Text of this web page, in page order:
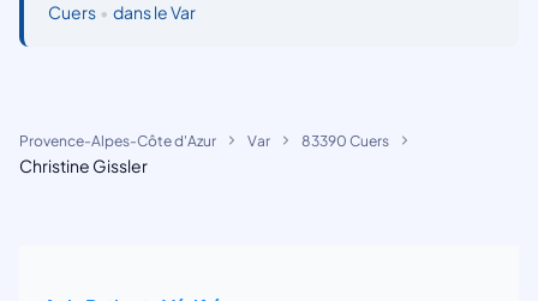
Cuers • dans le Var
Provence-Alpes-Côte d'Azur Var 83390 Cuers
Christine Gissler